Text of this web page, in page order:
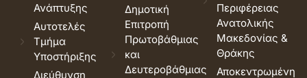
Ανάπτυξης
Αυτοτελές
Τμήμα
Υποστήριξης
Διεύθυνση
Δημοτική
Επιτροπή
Πρωτοβάθμιας
και
Δευτεροβάθμιας
Περιφέρειας
Ανατολικής
Μακεδονίας &
Θράκης
Αποκεντρωμένη